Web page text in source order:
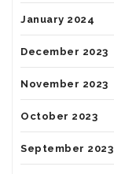
January 2024
December 2023
November 2023
October 2023
September 2023